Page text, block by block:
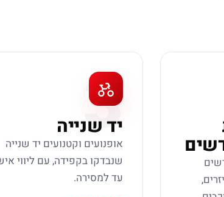
3
יד שנייה
אופנועים וקטנועים יד שנייה
שנבדקו בקפידה, עם ליווי
עד למסירה.